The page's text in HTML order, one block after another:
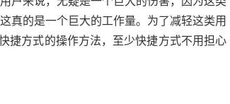
真的是一个巨大的工作量。为了减轻这类用
捷方式的操作方法，至少快捷方式不用担心